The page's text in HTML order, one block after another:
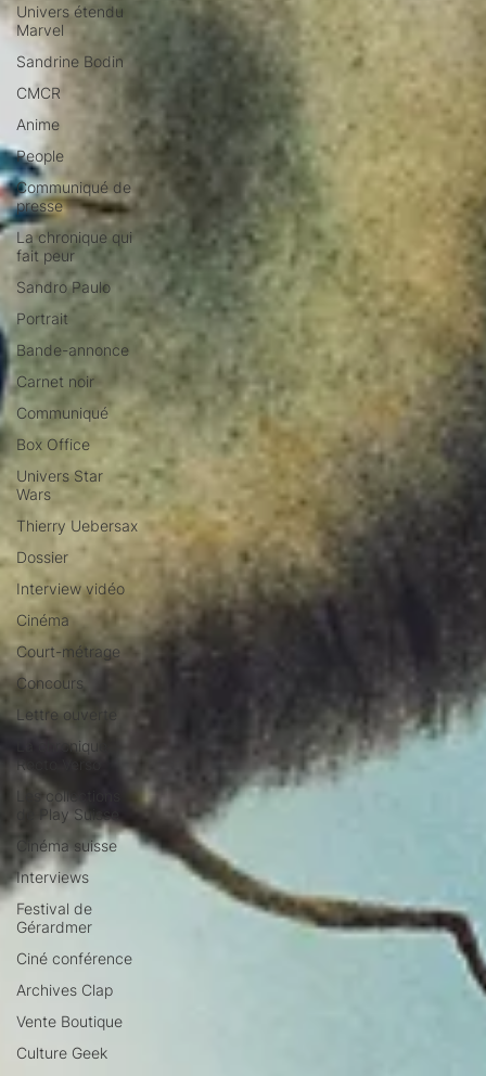
Univers étendu
Marvel
Sandrine Bodin
CMCR
Anime
People
Communiqué de
presse
La chronique qui
fait peur
Sandro Paulo
Portrait
Bande-annonce
Carnet noir
Communiqué
Box Office
Univers Star
Wars
Thierry Uebersax
Dossier
Interview vidéo
Cinéma
Court-métrage
Concours
Lettre ouverte
La chronique
Recto Verso
Les collections
de Play Suisse
Cinéma suisse
Interviews
Festival de
Gérardmer
Ciné conférence
Archives Clap
Vente Boutique
Culture Geek